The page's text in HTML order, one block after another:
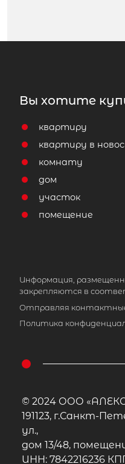
Вы хотите
квартиру
квартиру в
комнату
дом
участок
помещение
Информация,
закрепляются в
Отправляя
Политика
© 2024 ООО
191123, г.Санкт-
ул.,
дом 13/48,
ИНН: 7842216236